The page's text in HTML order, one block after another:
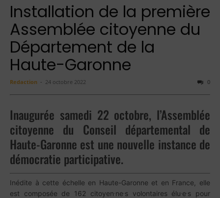
Installation de la première
Assemblée citoyenne du
Département de la
Haute-Garonne
Redaction - 24 octobre 2022 0
Inaugurée samedi 22 octobre, l’Assemblée
citoyenne du Conseil départemental de
Haute-Garonne est une nouvelle instance de
démocratie participative.
Inédite à cette échelle en Haute-Garonne et en France, elle
est composée de 162 citoyen.ne.s volontaires élu.e.s pour